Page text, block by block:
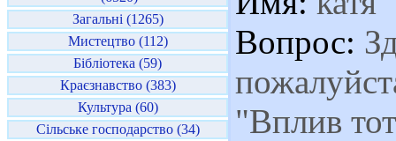
Загальні (1265)
Мистецтво (112)
Бібліотека (59)
Краєзнавство (383)
Культура (60)
Сільське господарство (34)
Вопрос:
"Вплив